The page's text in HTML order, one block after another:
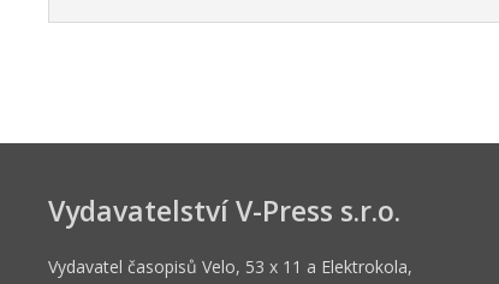
Vydavatelství V-Press s.r.o.
Vydavatel časopisů Velo, 53 x 11 a Elektrokola,